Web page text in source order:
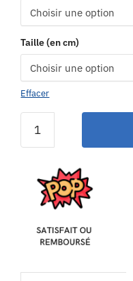
Taille (en cm)
Effacer